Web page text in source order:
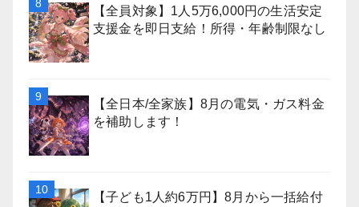
【全員対象】1人5万6,000円の生活安定
支援金を即日支給！所得・年齢制限なし
【全日本/全家族】8月の電気・ガス料金
を補助します！
【子ども1人約6万円】8月から一括給付